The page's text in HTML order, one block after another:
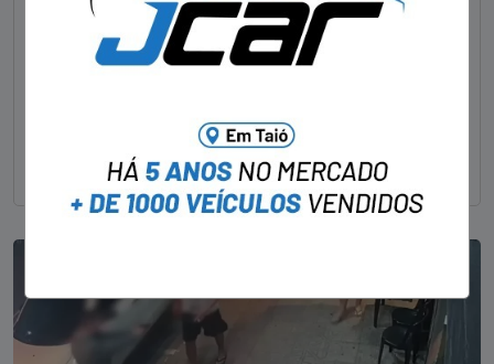
STAFF - OBV 29/01/2023
um delegado aposentado em um bar de Criciúma, no
Sul catarinense, foi